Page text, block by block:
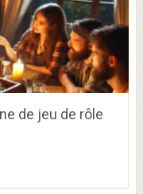
de jeu de rôle